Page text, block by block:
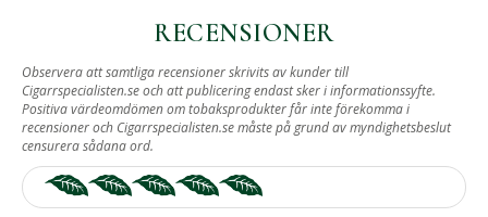
RECENSIONER
Observera att samtliga recensioner skrivits av kunder till
Cigarrspecialisten.se och att publicering endast sker i informationssyfte.
Positiva värdeomdömen om tobaksprodukter får inte förekomma i
recensioner och Cigarrspecialisten.se måste på grund av myndighetsbeslut
censurera sådana ord.